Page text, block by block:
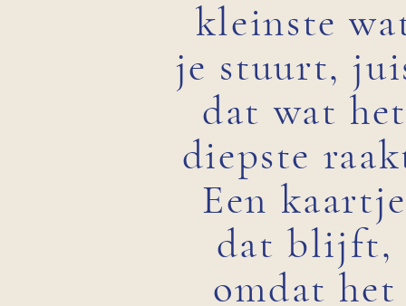
kleinste
je stuurt,
dat wat het
diepste
Een kaartje
dat blijft,
omdat het